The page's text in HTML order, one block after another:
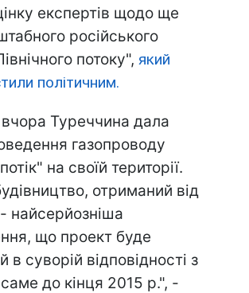
експертів щодо ще
російського
потоку", який
політичним.
Туреччина дала
газопроводу
на своїй території.
отриманий від
найсерйозніша
що проект буде
в суворій відповідності з
до кінця 2015 р.", -